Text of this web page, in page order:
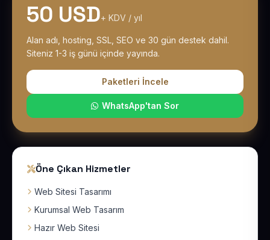
50 USD+ KDV / yıl
Alan adı, hosting, SSL, SEO ve 30 gün destek dahil.
Siteniz 1-3 iş günü içinde yayında.
Paketleri İncele
WhatsApp'tan Sor
Öne Çıkan Hizmetler
Web Sitesi Tasarımı
Kurumsal Web Tasarım
Hazır Web Sitesi